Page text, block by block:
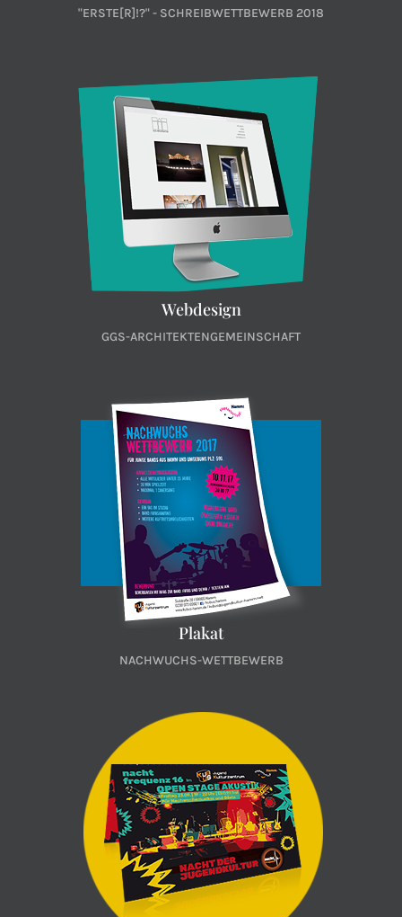
"ERSTE[R]!?" - SCHREIBWETTBEWERB 2018
Webdesign
GGS-ARCHITEKTENGEMEINSCHAFT
Plakat
NACHWUCHS-WETTBEWERB